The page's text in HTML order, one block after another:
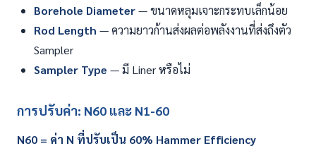
Borehole Diameter— ขนาดหลุมเจาะกระทบเล็กน้อย
Rod Length — ความยาวก้านส่งผลต่อพลังงานที่ส่งถึงตัว
Sampler
Sampler Type — มี Liner หรือไม่
การปรับค่า: N60 และ N1-60
N60 = ค่า N ที่ปรับเป็น 60% Hammer Efficiency